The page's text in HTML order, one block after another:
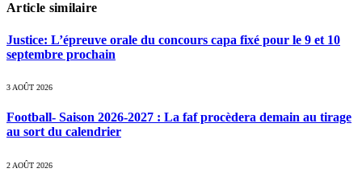
Article similaire
Justice: L’épreuve orale du concours capa fixé pour le 9 et 10
septembre prochain
3 AOÛT 2026
Football- Saison 2026-2027 : La faf procèdera demain au tirage
au sort du calendrier
2 AOÛT 2026